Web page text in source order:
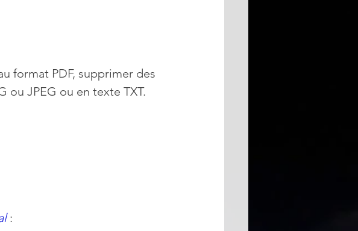
format PDF, supprimer des
ou JPEG ou en texte TXT.
: